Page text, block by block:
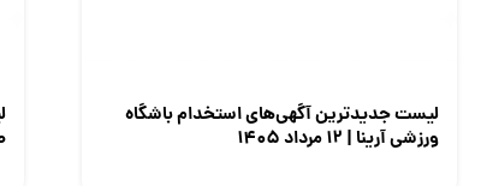
لیست جدیدترین آگهی‌های استخدام باشگاه
ورزشی آرینا | ۱۲ مرداد ۱۴۰۵